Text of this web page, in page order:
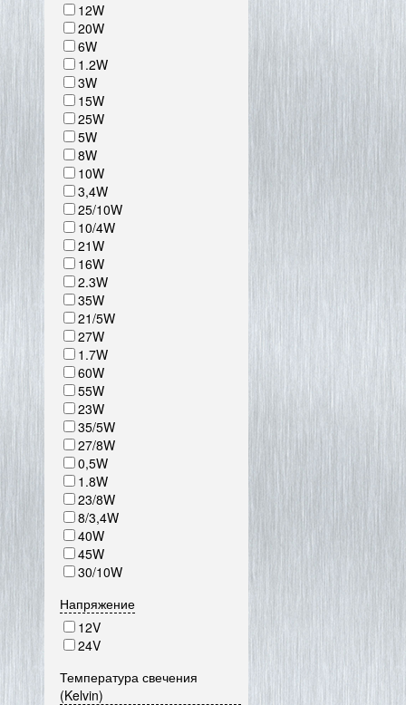
12W
20W
6W
1.2W
3W
15W
25W
5W
8W
10W
3,4W
25/10W
10/4W
21W
16W
2.3W
35W
21/5W
27W
1.7W
60W
55W
23W
35/5W
27/8W
0,5W
1.8W
23/8W
8/3,4W
40W
45W
30/10W
Напряжение
12V
24V
Температура свечения
(Kelvin)